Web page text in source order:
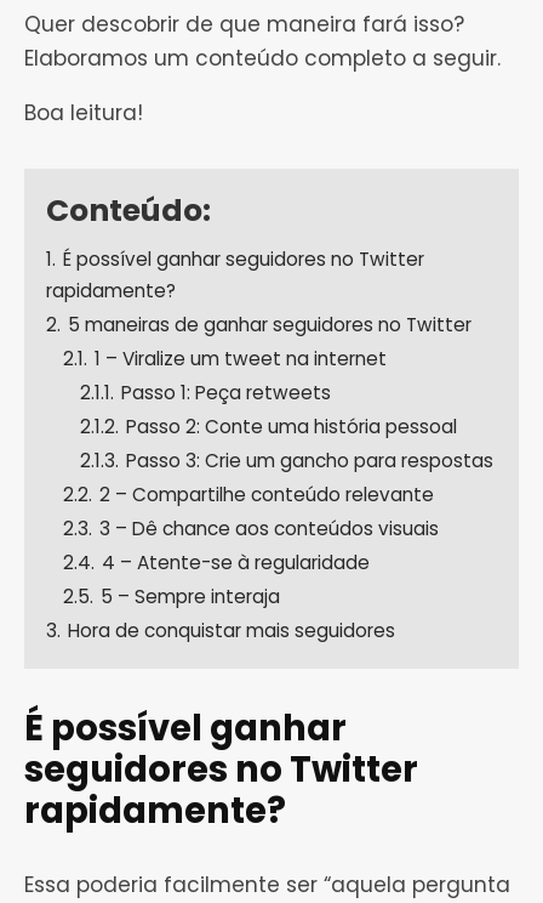
Quer descobrir de que maneira fará isso?
Elaboramos um conteúdo completo a seguir.
Boa leitura!
Conteúdo:
1. É possível ganhar seguidores no Twitter
rapidamente?
2. 5 maneiras de ganhar seguidores no Twitter
2.1. 1 – Viralize um tweet na internet
2.1.1. Passo 1: Peça retweets
2.1.2. Passo 2: Conte uma história pessoal
2.1.3. Passo 3: Crie um gancho para respostas
2.2. 2 – Compartilhe conteúdo relevante
2.3. 3 – Dê chance aos conteúdos visuais
2.4. 4 – Atente-se à regularidade
2.5. 5 – Sempre interaja
3. Hora de conquistar mais seguidores
É possível ganhar
seguidores no Twitter
rapidamente?
Essa poderia facilmente ser “aquela pergunta